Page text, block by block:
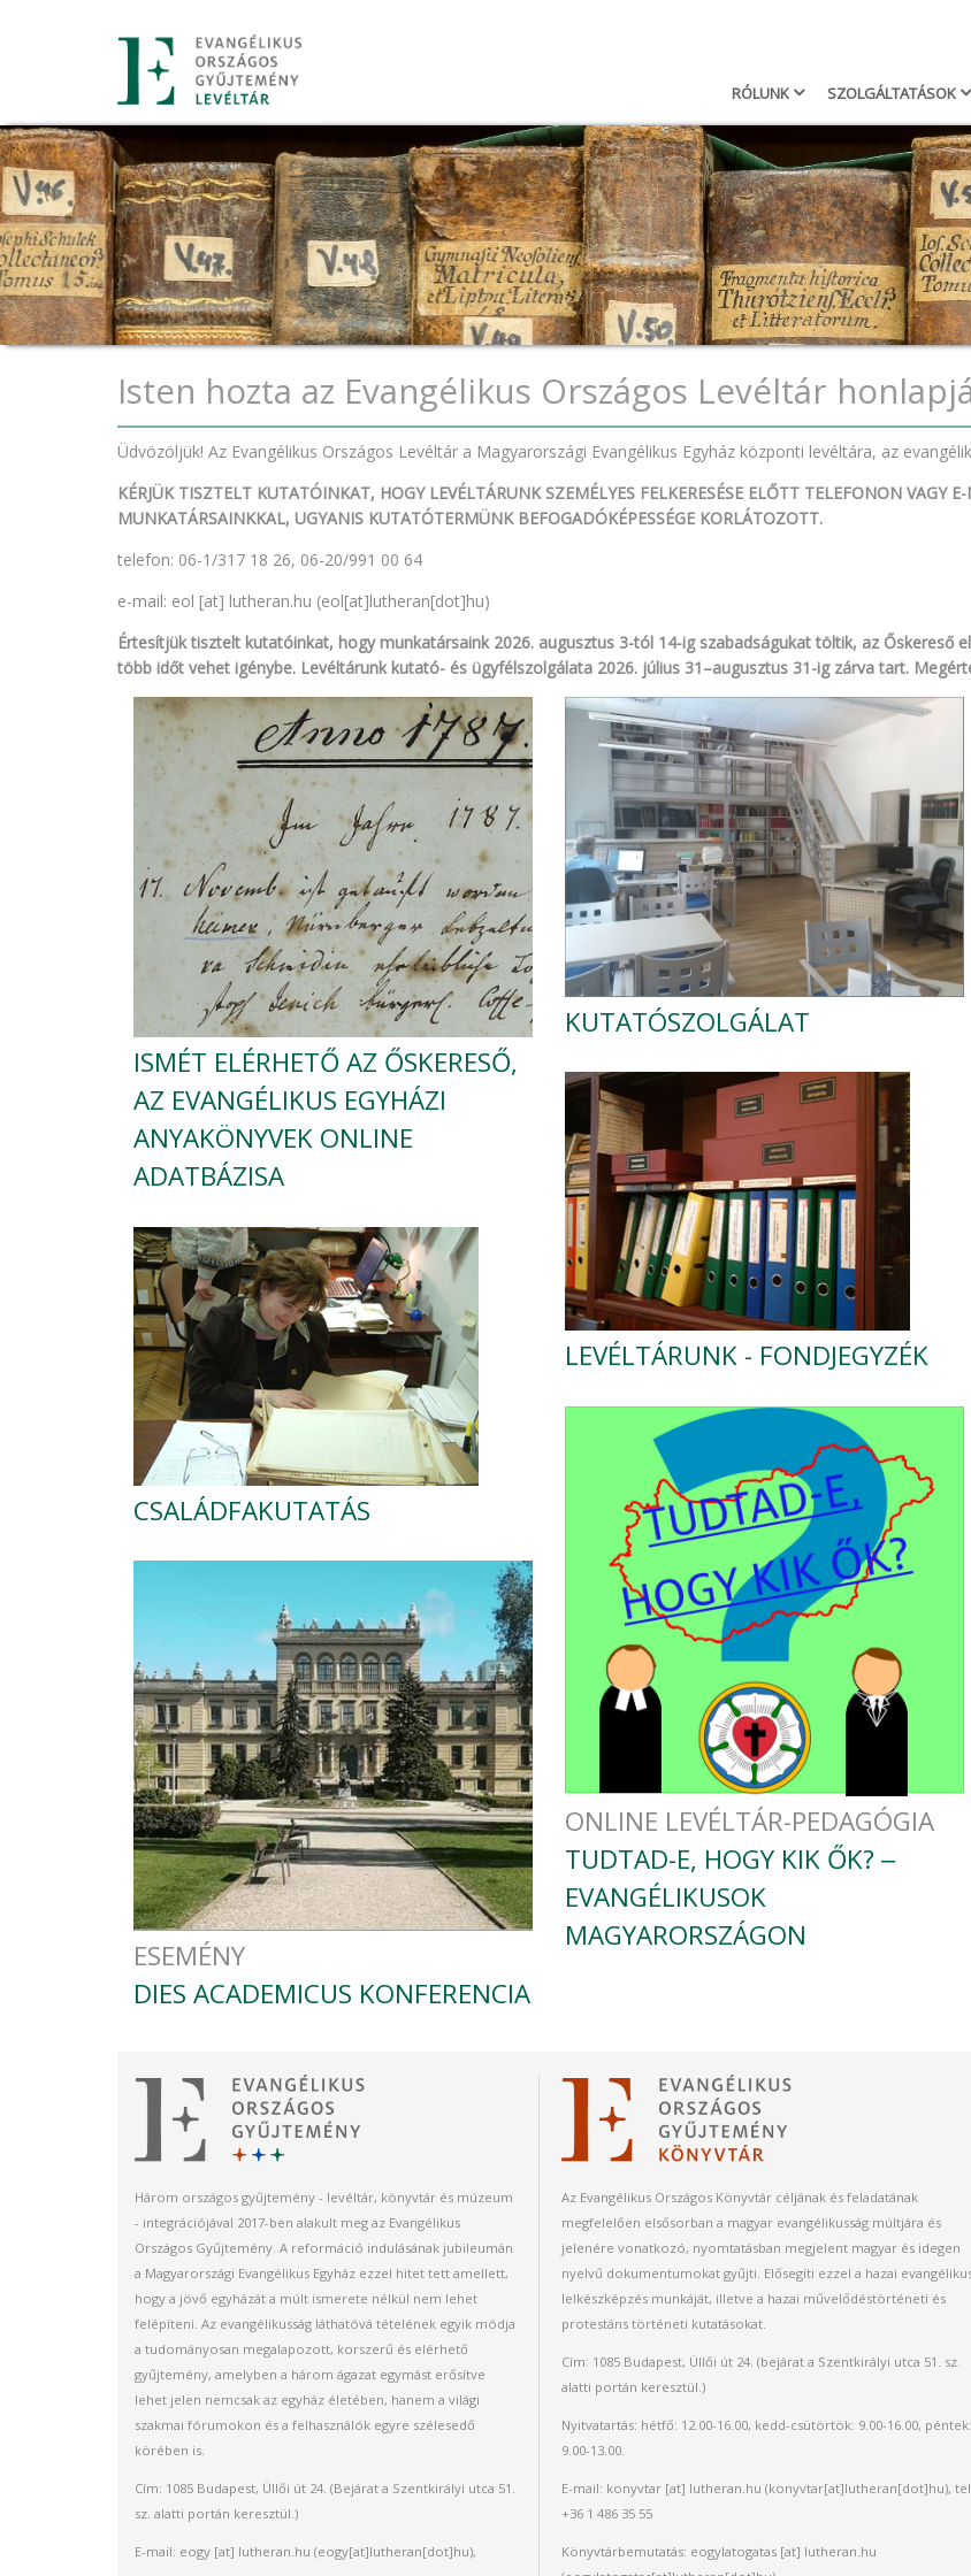
Main
navigation
RÓLUNK SZOLGÁLTATÁSOK
Isten hozta az Evangélikus Országos Levéltár
Üdvözöljük! Az Evangélikus Országos Levéltár a Magyarországi Evangélikus Egyház központi levéltára, az
KÉRJÜK TISZTELT KUTATÓINKAT, HOGY LEVÉLTÁRUNK SZEMÉLYES FELKERESÉSE ELŐTT TELEFONON VAGY
MUNKATÁRSAINKKAL, UGYANIS KUTATÓTERMÜNK BEFOGADÓKÉPESSÉGE KORLÁTOZOTT.
telefon: 06-1/317 18 26, 06-20/991 00 64
e-mail: eol [at] lutheran.hu (eol[at]lutheran[dot]hu)
Értesítjük tisztelt kutatóinkat, hogy munkatársaink 2026. augusztus 3-tól 14-ig szabadságukat töltik, az Őskereső
több időt vehet igénybe. Levéltárunk kutató- és ügyfélszolgálata 2026. július 31–augusztus 31-ig zárva tart.
ISMÉT ELÉRHETŐ AZ ŐSKERESŐ,
AZ EVANGÉLIKUS EGYHÁZI
ANYAKÖNYVEK ONLINE
ADATBÁZISA
KUTATÓSZOLGÁLAT
LEVÉLTÁRUNK - FONDJEGYZÉK
CSALÁDFAKUTATÁS
ONLINE LEVÉLTÁR-PEDAGÓGIA
TUDTAD-E, HOGY KIK ŐK? ‒
EVANGÉLIKUSOK
MAGYARORSZÁGON
ESEMÉNY
DIES ACADEMICUS KONFERENCIA
Három országos gyűjtemény - levéltár, könyvtár és múzeum
- integrációjával 2017-ben alakult meg az Evangélikus
Országos Gyűjtemény. A reformáció indulásának jubileumán
a Magyarországi Evangélikus Egyház ezzel hitet tett amellett,
hogy a jövő egyházát a múlt ismerete nélkül nem lehet
felépíteni. Az evangélikusság láthatóvá tételének egyik módja
a tudományosan megalapozott, korszerű és elérhető
gyűjtemény, amelyben a három ágazat egymást erősítve
lehet jelen nemcsak az egyház életében, hanem a világi
szakmai fórumokon és a felhasználók egyre szélesedő
körében is.
Cím: 1085 Budapest, Üllői út 24. (Bejárat a Szentkirályi utca 51.
sz. alatti portán keresztül.)
E-mail: eogy [at] lutheran.hu (eogy[at]lutheran[dot]hu),
Az Evangélikus Országos Könyvtár céljának és feladatának
megfelelően elsősorban a magyar evangélikusság múltjára és
jelenére vonatkozó, nyomtatásban megjelent magyar és idegen
nyelvű dokumentumokat gyűjti. Elősegíti ezzel a hazai
lelkészképzés munkáját, illetve a hazai művelődéstörténeti és
protestáns történeti kutatásokat.
Cím: 1085 Budapest, Üllői út 24. (bejárat a Szentkirályi utca 51. sz.
alatti portán keresztül.)
Nyitvatartás: hétfő: 12.00-16.00, kedd-csütörtök: 9.00-16.00, péntek:
9.00-13.00.
E-mail: konyvtar[at] lutheran.hu (konyvtar[at]lutheran[dot]hu),
+36 1 486 35 55
Könyvtárbemutatás: eogylatogatas[at] lutheran.hu